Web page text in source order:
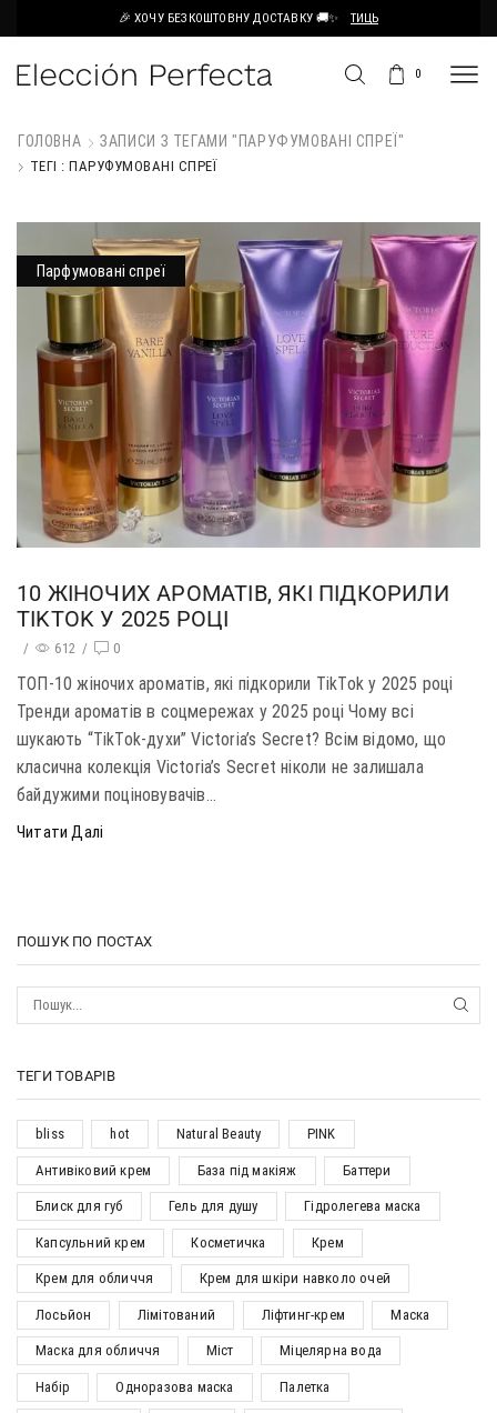
🎉 ХОЧУ БЕЗКОШТОВНУ ДОСТАВКУ 🚚✨ ТИЦЬ
0
ГОЛОВНА ЗАПИСИ З ТЕГАМИ "ПАРУФУМОВАНІ СПРЕЇ"
ТЕГІ : ПАРУФУМОВАНІ СПРЕЇ
Парфумовані спреї
10 ЖІНОЧИХ АРОМАТІВ, ЯКІ ПІДКОРИЛИ
TIKTOK У 2025 РОЦІ
/ 612 / 0
ТОП-10 жіночих ароматів, які підкорили TikTok у 2025 році
Тренди ароматів в соцмережах у 2025 році Чому всі
шукають “TikTok-духи” Victoria’s Secret? Всім відомо, що
класична колекція Victoria’s Secret ніколи не залишала
байдужими поціновувачів...
Читати Далі
ПОШУК ПО ПОСТАХ
ТЕГИ ТОВАРІВ
bliss hot Natural Beauty PINK
Антивіковий крем База під макіяж Баттери
Блиск для губ Гель для душу Гідролегева маска
Капсульний крем Косметичка Крем
Крем для обличчя Крем для шкіри навколо очей
Лосьйон Лімітований Ліфтинг-крем Маска
Маска для обличчя Міст Міцелярна вода
Набір Одноразова маска Палетка